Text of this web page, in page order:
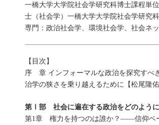
一橋大学大学院社会学研究科博士課程単
士（社会学）一橋大学大学院社会学研究
専門：政治社会学、環境社会学、社会ネ
【目次】
序 章 インフォーマルな政治を探究す
治学の狭さを乗り越えるために【松尾隆佑
第Ⅰ部 社会に遍在する政治をどのよう
第1章 権力を持つのは誰か？――信仰ベ